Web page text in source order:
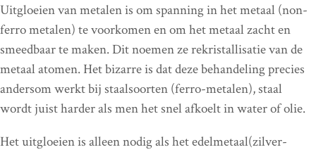
Uitgloeien van metalen is om spanning in het metaal (non-
ferro metalen) te voorkomen en om het metaal zacht en
smeedbaar te maken. Dit noemen ze rekristallisatie van de
metaal atomen. Het bizarre is dat deze behandeling precies
andersom werkt bij staalsoorten (ferro-metalen), staal
wordt juist harder als men het snel afkoelt in water of olie.
Het uitgloeien is alleen nodig als het edelmetaal(zilver-